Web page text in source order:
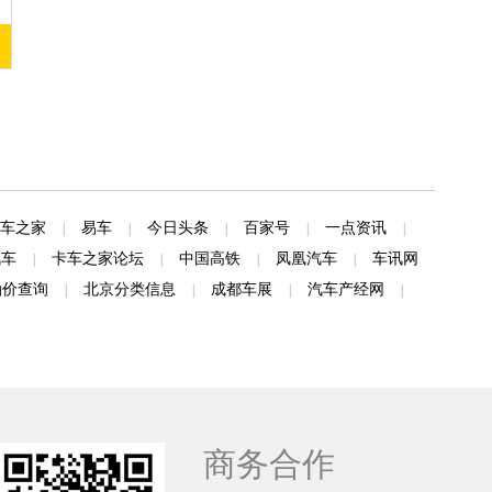
之家 | 易车 | 今日头条 | 百家号 | 一点资讯 |
| 卡车之家论坛 | 中国高铁 | 凤凰汽车 |
车讯网
查询
| 北京分类信息 | 成都车展 | 汽车产经网 |
商务合作